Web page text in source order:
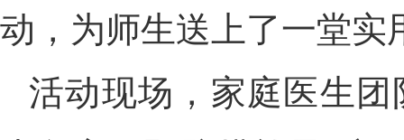
动，为师生送上了一堂实
活动现场，家庭医生